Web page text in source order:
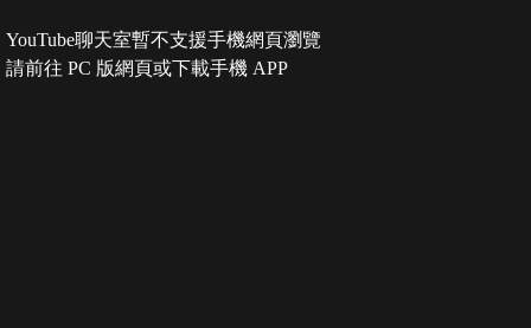
YouTube聊天室暫不支援手機網頁瀏覽
請前往 PC 版網頁或下載手機 APP